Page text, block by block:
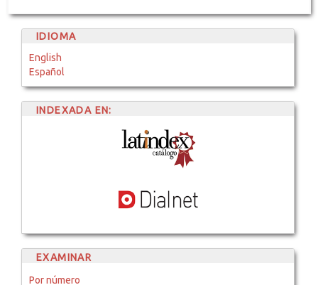
IDIOMA
English
Español
INDEXADA EN:
EXAMINAR
Por número